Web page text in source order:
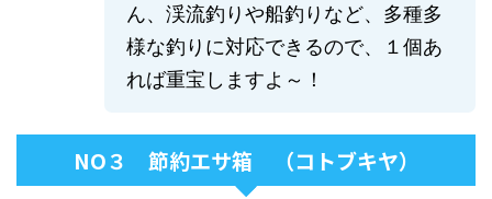
ん、渓流釣りや船釣りなど、多種多
様な釣りに対応できるので、１個あ
れば重宝しますよ～！
NO３ 節約エサ箱 （コトブキヤ）